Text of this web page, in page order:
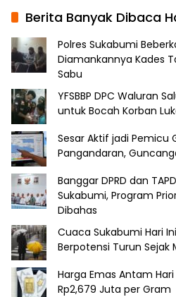
Berita Banyak Dibaca
Polres Sukabumi
Diamankannya Kades
Sabu
YFSBBP DPC Waluran
untuk Bocah Korban
Sesar Aktif jadi Pemicu
Pangandaran,
Banggar DPRD dan
Sukabumi, Program
Dibahas
Cuaca Sukabumi Hari
Berpotensi Turun Sejak
Harga Emas Antam
Rp2,679 Juta per Gram